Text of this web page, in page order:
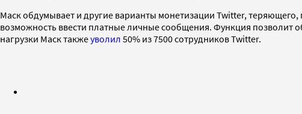
Маск обдумывает и другие варианты монетизации Twitter, теряющего,
возможность ввести платные личные сообщения. Функция позволит
нагрузки Маск такжеуволил 50% из 7500 сотрудников Twitter.